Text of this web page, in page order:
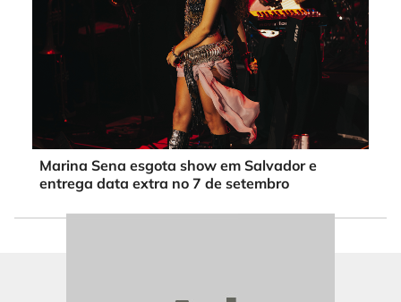
Marina Sena esgota show em Salvador e
entrega data extra no 7 de setembro